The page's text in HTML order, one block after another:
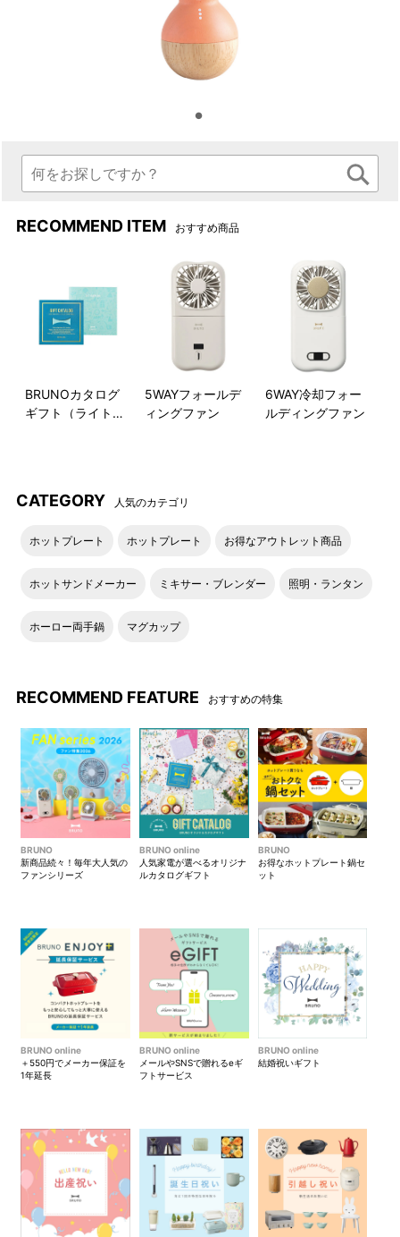
必ず起き上がります。
贈り物にも喜ばれるかわいら
しいデザインのパッケージ。
●使用イメージ
コロンと鳴る鈴の音は、動か
ムも変わり、親子で心地よい
くので「触ると動いて楽し
楽しめます。全身の筋肉を使
い体を動かす練習にも◎
に。発達に合わせて長くお楽
しみいただけます。
●商品の仕様変更につきまして
2025年6月以降、一部仕様（耳の位置）変更のため新旧在庫が
混在する可能性がございます。
仕様についてのご指定は承っておりません。ご了承ください。
RECOMMEND ITEM おすすめ商品
BRUNOカタログ
ギフト（ライトブ
5WAYフォールデ
ィングファン
6WAY冷却フォー
ルディングファン
CATEGORY 人気のカテゴリ
ホットプレート ホットプレート お得なアウトレット商品
ホットサンドメーカー ミキサー・ブレンダー 照明・ランタン
ホーロー両手鍋 マグカップ
RECOMMEND FEATURE おすすめの特集
BRUNO
新商品続々！毎年大人気の
ファンシリーズ
BRUNO online
人気家電が選べるオリジナ
ルカタログギフト
BRUNO
お得なホットプレート鍋セ
ット
BRUNO online
＋550円でメーカー保証を
1年延長
BRUNO online
メールやSNSで贈れるeギ
フトサービス
BRUNO online
結婚祝いギフト